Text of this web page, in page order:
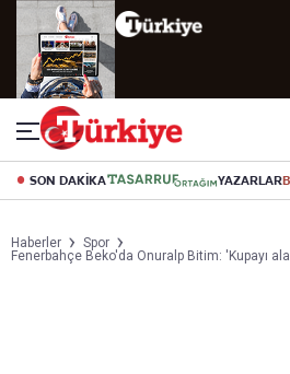
SON DAKİKA YAZARLAR
Haberler
Spor
Fenerbahçe Beko'da Onuralp Bitim: 'Kupayı